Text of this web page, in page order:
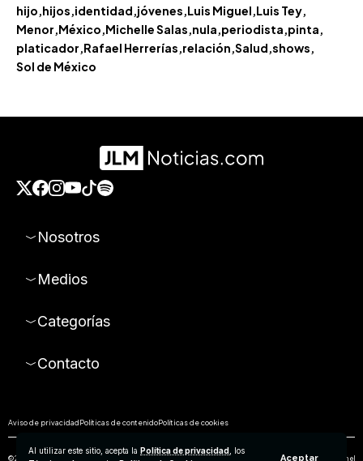
Al utilizar este sitio, acepta la Política de privacidad
, los
Aceptar
hijo hijos identidad jóvenes Luis Miguel Luis Tey
Menor México Michelle Salas nula periodista pinta
platicador Rafael Herrerías relación Salud shows
Sol de México
Nosotros
Medios
Categorías
Contacto
Aviso de privacidadPolíticas de contenidoPolíticas de cookies
© 2026 Todos los derechos reservados. Prohibida la reproducción parcial o total de los contenidos de este sitio sin el